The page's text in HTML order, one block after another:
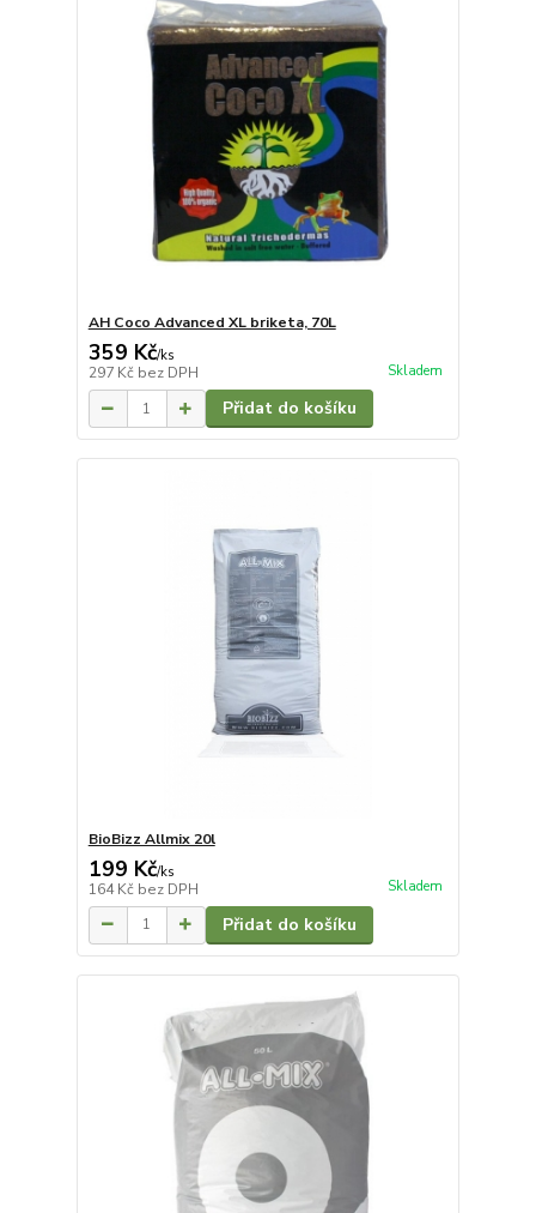
AH Coco Advanced XL briketa, 70L
359 Kč/ks
297 Kč bez DPH Skladem
Přidat do košíku
BioBizz Allmix 20l
199 Kč/ks
164 Kč bez DPH Skladem
Přidat do košíku